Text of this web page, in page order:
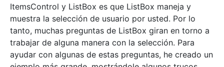
ItemsControl y ListBox es que ListBox maneja y
muestra la selección de usuario por usted. Por lo
tanto, muchas preguntas de ListBox giran en torno a
trabajar de alguna manera con la selección. Para
ayudar con algunas de estas preguntas, he creado un